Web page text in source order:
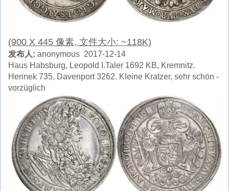
(900 X 445 像素, 文件大小: ~118K)
发布人: anonymous 2017-12-14
Haus Habsburg, Leopold I.Taler 1692 KB, Kremnitz.
Herinek 735, Davenport 3262. Kleine Kratzer, sehr schön -
vorzüglich